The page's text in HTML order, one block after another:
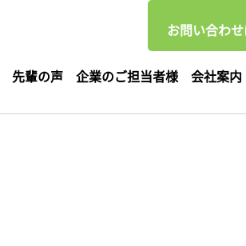
お問い合わ
先輩の声 企業のご担当者様 会社案内